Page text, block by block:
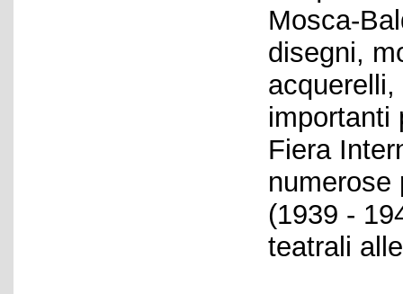
Mosca-
disegni,
importanti
Fiera
numerose
(1939 -
teatrali